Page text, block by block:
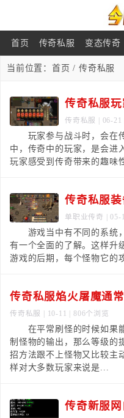
首页 传奇私服 变态传奇
当前位置： 首页 / 传奇私服
传奇私服
传奇私服 | 06-
玩家参与战斗时，会在传
中，传奇中的玩家，是会进
玩家感受到传奇带来的趣味
传奇私服
单职业传奇 |
游戏当中有不同的系统，
有一个全面的了解。这样升
游戏的后期，每个怪物它的
传奇私服焰火屠魔通
传奇私服 | 10-11 | 806个浏览
在平常刷怪的时候如果能
制怪物的输出，那么等级的
招方法跟不上怪物又比较主
样对大多数玩家来说是...